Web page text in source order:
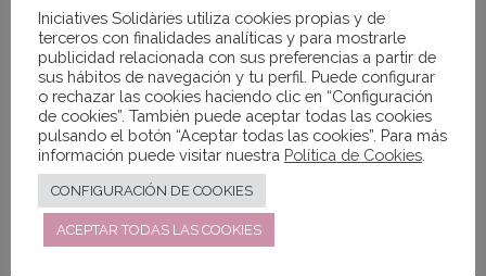
EN PFCB
Iniciatives
Noticias
Haz clic en la imagen para ver el
listado ...
Iniciatives Solidàries utiliza cookies propias y de
terceros con finalidades analíticas y para mostrarle
publicidad relacionada con sus preferencias a partir de
sus hábitos de navegación y tu perfil. Puede configurar
o rechazar las cookies haciendo clic en “Configuración
de cookies”. También puede aceptar todas las cookies
pulsando el botón “Aceptar todas las cookies”. Para más
información puede visitar nuestra Política de Cookies
CONFIGURACIÓN DE COOKIES
ACEPTAR TODAS LAS COOKIES